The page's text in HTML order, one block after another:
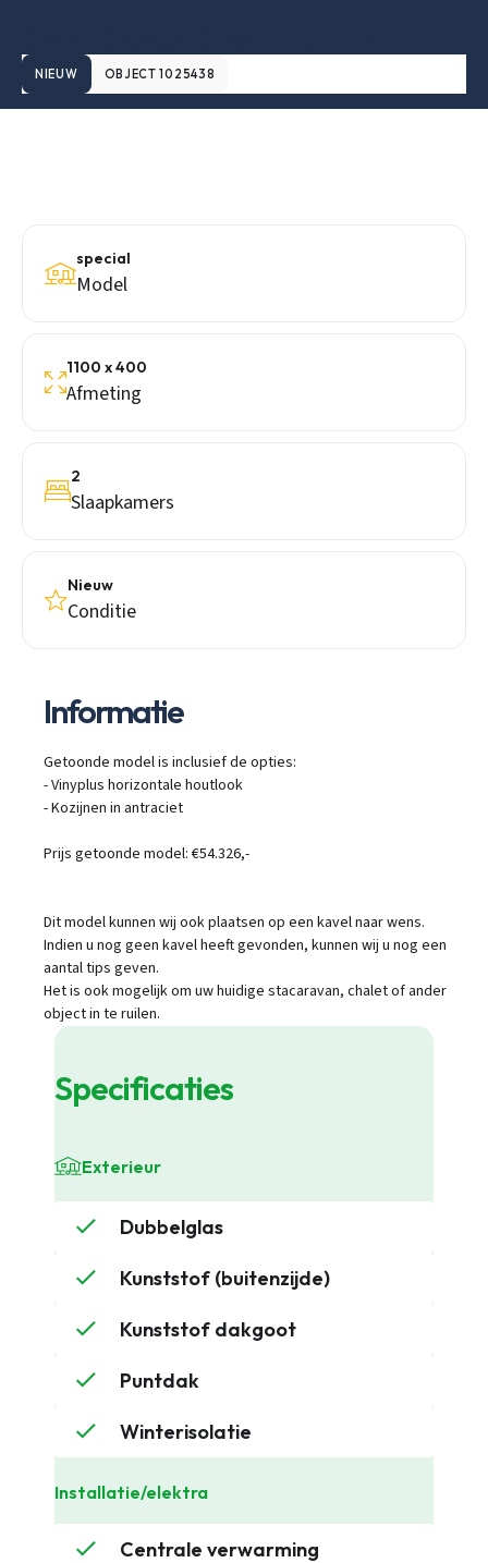
NIEUW OBJECT 1025438
special
Model
1100 x 400
Afmeting
2
Slaapkamers
Nieuw
Conditie
Informatie
Getoonde model is inclusief de opties:
- Vinyplus horizontale houtlook
- Kozijnen in antraciet
Prijs getoonde model: €54.326,-
Dit model kunnen wij ook plaatsen op een kavel naar wens.
Indien u nog geen kavel heeft gevonden, kunnen wij u nog een
aantal tips geven.
Het is ook mogelijk om uw huidige stacaravan, chalet of ander
object in te ruilen.
Specificaties
Exterieur
Dubbelglas
Kunststof (buitenzijde)
Kunststof dakgoot
Puntdak
Winterisolatie
Installatie/elektra
Centrale verwarming